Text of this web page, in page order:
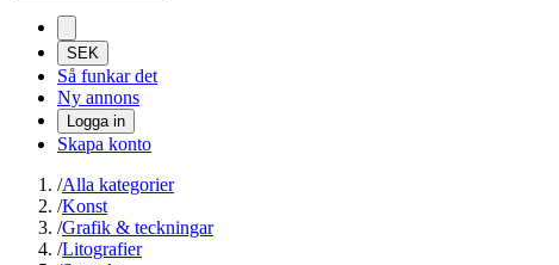
SEK
Så funkar det
Ny annons
Logga in
Skapa konto
/Alla kategorier
/Konst
/Grafik & teckningar
/Litografier